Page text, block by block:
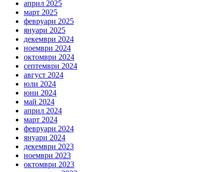
април 2025
март 2025
февруари 2025
януари 2025
декември 2024
ноември 2024
октомври 2024
септември 2024
август 2024
юли 2024
юни 2024
май 2024
април 2024
март 2024
февруари 2024
януари 2024
декември 2023
ноември 2023
октомври 2023